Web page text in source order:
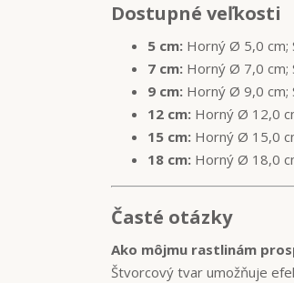
Dostupné veľkosti
5 cm: Horný Ø 5,0 cm;
7 cm: Horný Ø 7,0 cm;
9 cm: Horný Ø 9,0 cm;
12 cm: Horný Ø 12,0
15 cm: Horný Ø 15,0
18 cm: Horný Ø 18,0
Časté otázky
Ako môjmu rastlinám
Štvorcový tvar umožňuje